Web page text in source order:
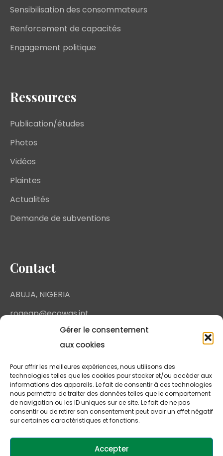
Gérer le consentement
aux cookies
Pour offrir les meilleures expériences, nous utilisons des
technologies telles que les cookies pour stocker et/ou accéder aux
informations des appareils. Le fait de consentir à ces technologies
nous permettra de traiter des données telles que le comportement
de navigation ou les ID uniques sur ce site. Le fait de ne pas
consentir ou de retirer son consentement peut avoir un effet négatif
sur certaines caractéristiques et fonctions.
Accepter
Sensibilisation des consommateurs
Renforcement de capacités
Engagement politique
Ressources
Publication/études
Photos
Vidéos
Plaintes
Actualités
Demande de subventions
Contact
ABUJA, NIGERIA
rogeap@ecowas.int
Copyright - 2025 - ECOWAS - ROGEAP - All rights
reserved.